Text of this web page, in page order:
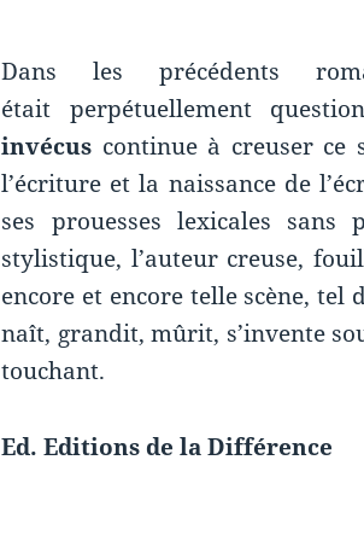
Dans les précédents
était perpétuellement
invécus continue à creuser
l’écriture et la naissance de
ses prouesses lexicales
stylistique, l’auteur creuse,
encore et encore telle scène, tel
naît, grandit, mûrit, s’invente
touchant.
Ed. Editions de la Différence